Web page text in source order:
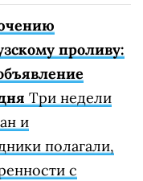
проливу:
Три недели
и
полагали,
с